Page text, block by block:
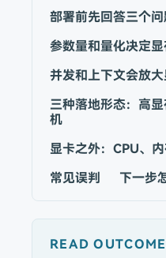
部署前先回答三个问
参数量和量化决定
并发和上下文会放
三种落地形态：高
机
显卡之外：CPU、
常见误判
下一步
READ OUTCOME